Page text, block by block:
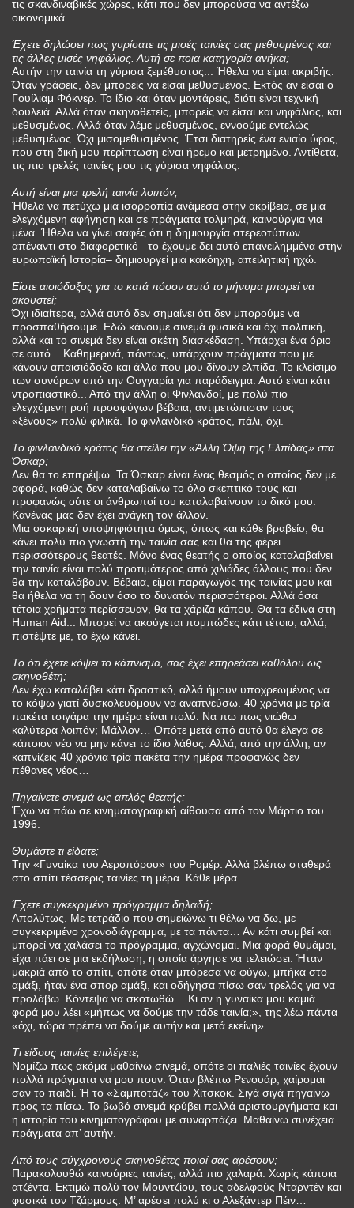
τις σκανδιναβικές χώρες, κάτι που δεν μπορούσα να αντέξω
οικονομικά.
Έχετε δηλώσει πως γυρίσατε τις μισές ταινίες σας μεθυσμένος και
τις άλλες μισές νηφάλιος. Αυτή σε ποια κατηγορία ανήκει;
Αυτήν την ταινία τη γύρισα ξεμέθυστος... Ήθελα να είμαι ακριβής.
Όταν γράφεις, δεν μπορείς να είσαι μεθυσμένος. Εκτός αν είσαι ο
Γουίλιαμ Φόκνερ. Το ίδιο και όταν μοντάρεις, διότι είναι τεχνική
δουλειά. Αλλά όταν σκηνοθετείς, μπορείς να είσαι και νηφάλιος, και
μεθυσμένος. Αλλά όταν λέμε μεθυσμένος, εννοούμε εντελώς
μεθυσμένος. Όχι μισομεθυσμένος. Έτσι διατηρείς ένα ενιαίο ύφος,
που στη δική μου περίπτωση είναι ήρεμο και μετρημένο. Αντίθετα,
τις πιο τρελές ταινίες μου τις γύρισα νηφάλιος.
Αυτή είναι μια τρελή ταινία ­λοιπόν;
Ήθελα να πετύχω μια ισορροπία ανάμεσα στην ακρίβεια, σε μια
ελεγχόμενη αφήγηση και σε πράγματα τολμηρά, καινούργια για
μένα. Ήθελα να γίνει σαφές ότι η δημιουργία στερεοτύπων
απέναντι στο διαφορετικό –το έχουμε δει αυτό επανειλημμένα στην
ευρωπαϊκή Ιστορία– δημιουργεί μια κακόηχη, απειλητική ηχώ.
Είστε αισιόδοξος για το κατά πόσον αυτό το μήνυμα μπορεί να
ακουστεί;
Όχι ιδιαίτερα, αλλά αυτό δεν σημαίνει ότι δεν μπορούμε να
προσπαθήσουμε. Εδώ κάνουμε σινεμά φυσικά και όχι πολιτική,
αλλά και το σινεμά δεν είναι σκέτη διασκέδαση. Υπάρχει ένα όριο
σε αυτό... Καθημερινά, πάντως, υπάρχουν πράγματα που με
κάνουν απαισιόδοξο και άλλα που μου δίνουν ελπίδα. Το κλείσιμο
των συνόρων από την Ουγγαρία για παράδειγμα. Αυτό είναι κάτι
ντροπιαστικό... Από την άλλη οι Φινλανδοί, με πολύ πιο
ελεγχόμενη ροή προσφύγων βέβαια, αντιμετώπισαν τους
«ξένους» πολύ φιλικά. Το φινλανδικό κράτος, πάλι, όχι.
Το φινλανδικό κράτος θα στείλει την «Άλλη Όψη της Ελπίδας» στα
Όσκαρ;
Δεν θα το επιτρέψω. Τα Όσκαρ είναι ένας θεσμός ο οποίος δεν με
αφορά, καθώς δεν καταλαβαίνω το όλο σκεπτικό τους και
προφανώς ούτε οι άνθρωποί του καταλαβαίνουν το δικό μου.
Κανένας μας δεν έχει ανάγκη τον άλλον.
Μια οσκαρική υποψηφιότητα όμως, όπως και κάθε βραβείο, θα
κάνει πολύ πιο γνωστή την ταινία σας και θα της φέρει
περισσότερους θεατές. Μόνο ένας θεατής ο οποίος καταλαβαίνει
την ταινία είναι πολύ προτιμότερος από χιλιάδες άλλους που δεν
θα την καταλάβουν. Βέβαια, είμαι παραγωγός της ταινίας­ μου και
θα ήθελα να τη δουν όσο το δυνατόν περισσότεροι. Αλλά­ όσα
τέτοια χρήματα περίσσευαν, θα τα χάριζα κάπου. Θα τα έδινα­ στη
Human Aid... Μπορεί να ακούγεται πομπώδες κάτι τέτοιο, αλλά,
πιστέψτε με, το έχω κάνει.
Το ότι έχετε κόψει το κάπνισμα, σας έχει επηρεάσει καθόλου ως
σκηνοθέτη;
Δεν έχω καταλάβει κάτι δραστικό, αλλά ήμουν υποχρεωμένος να
το κόψω γιατί δυσκολευόμουν να αναπνεύσω. 40 χρόνια με τρία
πακέτα τσιγάρα την ημέρα είναι πολύ. Να πω πως νιώθω
καλύτερα λοιπόν; Μάλλον… Οπότε μετά από αυτό θα έλεγα σε
κάποιον νέο να μην κάνει το ίδιο λάθος. Αλλά, από την άλλη, αν
καπνίζεις 40 χρόνια τρία πακέτα την ημέρα προφανώς δεν
πέθανες νέος…
Πηγαίνετε σινεμά ως απλός θεατής;
Έχω να πάω σε κινηματογραφική αίθουσα από τον Μάρτιο του
1996.
Θυμάστε τι είδατε;
Την «Γυναίκα του Αεροπόρου» του Ρομέρ. Αλλά βλέπω σταθερά
στο σπίτι τέσσερις ταινίες τη μέρα. Κάθε μέρα.
Έχετε συγκεκριμένο πρόγραμμα δηλαδή;
Απολύτως. Με τετράδιο που σημειώνω τι θέλω να δω, με
συγκεκριμένο χρονοδιάγραμμα, με τα πάντα… Αν κάτι συμβεί και
μπορεί να χαλάσει το πρόγραμμα, αγχώνομαι. Μια φορά θυμάμαι,
είχα πάει σε μια εκδήλωση, η οποία άργησε να τελειώσει. Ήταν
μακριά από το σπίτι, οπότε όταν μπόρεσα να φύγω, μπήκα στο
αμάξι, ήταν ένα σπορ αμάξι, και οδήγησα πίσω σαν τρελός για να
προλάβω. Κόντεψα να σκοτωθώ… Κι αν η γυναίκα μου καμιά
φορά μου λέει «μήπως να δούμε την τάδε ταινία;», της λέω πάντα
«όχι, τώρα πρέπει να δούμε αυτήν και μετά εκείνη».
Τι είδους ταινίες επιλέγετε;
Νομίζω πως ακόμα μαθαίνω σινεμά, οπότε οι παλιές ταινίες έχουν
πολλά πράγματα να μου πουν. Όταν βλέπω Ρενουάρ, χαίρομαι
σαν το παιδί. Ή το «Σαμποτάζ» του Χίτσκοκ. Σιγά σιγά πηγαίνω
προς τα πίσω. Το βωβό σινεμά κρύβει πολλά αριστουργήματα και
η ιστορία του κινηματογράφου με συναρπάζει. Μαθαίνω συνέχεια
πράγματα απ’ αυτήν.
Από τους σύγχρονους σκηνοθέτες ποιοί σας αρέσουν;
Παρακολουθώ καινούριες ταινίες, αλλά πιο χαλαρά. Χωρίς κάποια
ατζέντα. Εκτιμώ πολύ τον Μουντζίου, τους αδελφούς Νταρντέν και
φυσικά τον Τζάρμους. Μ’ αρέσει πολύ κι ο Αλεξάντερ Πέιν…